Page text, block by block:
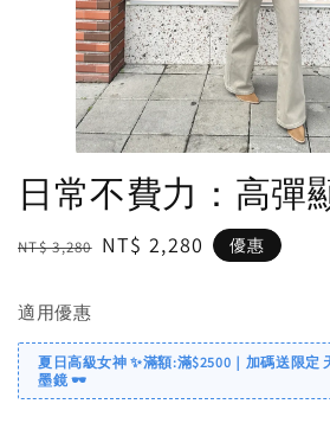
日常不費力：高彈
Regular
NT$ 3,280 Sale
NT$ 2,280 優惠
適用優惠
夏日高級女神 ✨滿額:滿$2500｜加碼送限定
墨鏡 🕶️